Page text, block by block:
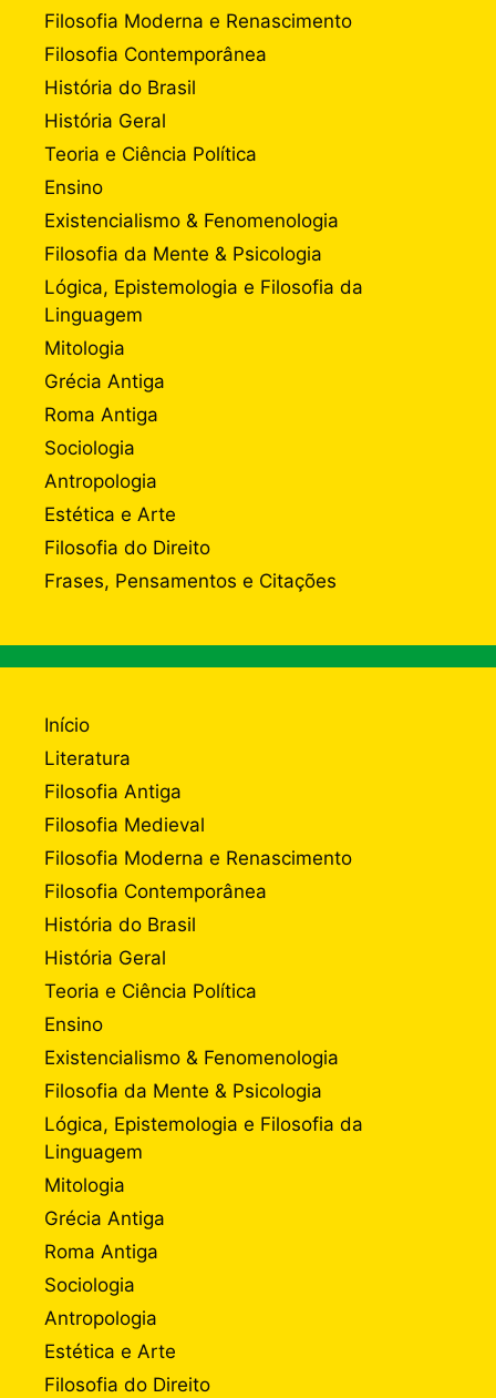
Filosofia Moderna e Renascimento
Filosofia Contemporânea
História do Brasil
História Geral
Teoria e Ciência Política
Ensino
Existencialismo & Fenomenologia
Filosofia da Mente & Psicologia
Lógica, Epistemologia e Filosofia da
Linguagem
Mitologia
Grécia Antiga
Roma Antiga
Sociologia
Antropologia
Estética e Arte
Filosofia do Direito
Frases, Pensamentos e Citações
Início
Literatura
Filosofia Antiga
Filosofia Medieval
Filosofia Moderna e Renascimento
Filosofia Contemporânea
História do Brasil
História Geral
Teoria e Ciência Política
Ensino
Existencialismo & Fenomenologia
Filosofia da Mente & Psicologia
Lógica, Epistemologia e Filosofia da
Linguagem
Mitologia
Grécia Antiga
Roma Antiga
Sociologia
Antropologia
Estética e Arte
Filosofia do Direito